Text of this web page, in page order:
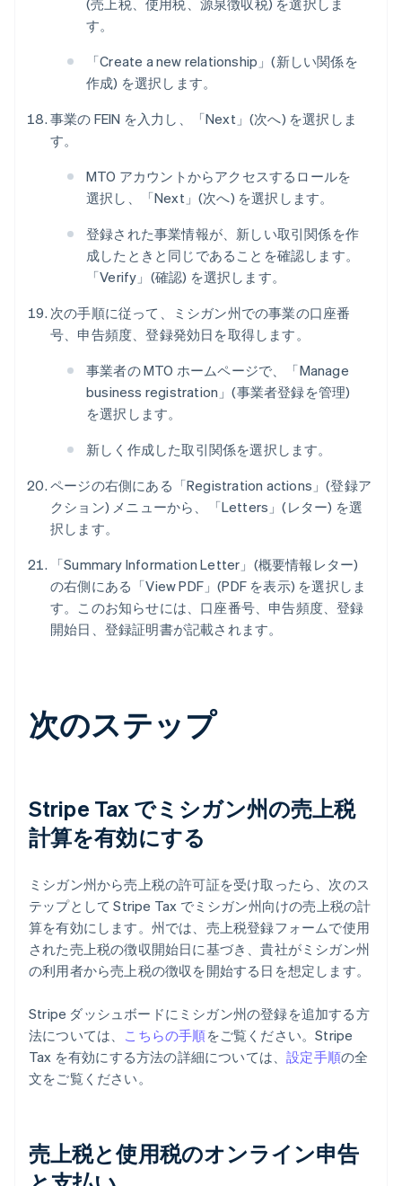
(売上税、使用税、源泉徴収税) を選択しま
す。
「Create a new relationship」(新しい関係を
作成) を選択します。
事業の FEIN を入力し、「Next」(次へ) を選択しま
す。
MTO アカウントからアクセスするロールを
選択し、「Next」(次へ) を選択します。
登録された事業情報が、新しい取引関係を作
成したときと同じであることを確認します。
「Verify」(確認) を選択します。
次の手順に従って、ミシガン州での事業の口座番
号、申告頻度、登録発効日を取得します。
事業者の MTO ホームページで、「Manage
business registration」(事業者登録を管理)
を選択します。
新しく作成した取引関係を選択します。
ページの右側にある「Registration actions」(登録ア
クション) メニューから、「Letters」(レター) を選
択します。
「Summary Information Letter」(概要情報レター)
の右側にある「View PDF」(PDF を表示) を選択しま
す。このお知らせには、口座番号、申告頻度、登録
開始日、登録証明書が記載されます。
次のステップ
Stripe Tax でミシガン州の売上税
計算を有効にする
ミシガン州から売上税の許可証を受け取ったら、次のス
テップとして Stripe Tax でミシガン州向けの売上税の計
算を有効にします。州では、売上税登録フォームで使用
された売上税の徴収開始日に基づき、貴社がミシガン州
の利用者から売上税の徴収を開始する日を想定します。
Stripe ダッシュボードにミシガン州の登録を追加する方
法については、 こちらの手順をご覧ください。Stripe
Tax を有効にする方法の詳細については、設定手順の全
文をご覧ください。
売上税と使用税のオンライン申告